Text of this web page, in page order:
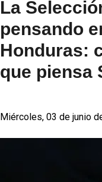
La
pensando
Honduras:
que piensa
Miércoles, 03 de junio